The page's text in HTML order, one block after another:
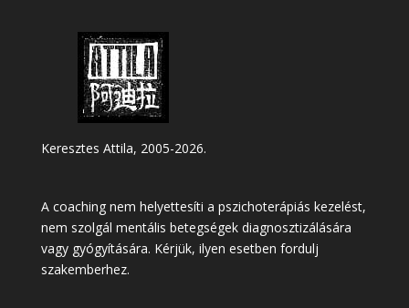
Keresztes Attila, 2005-2026.
A coaching nem helyettesíti a pszichoterápiás kezelést,
nem szolgál mentális betegségek diagnosztizálására
vagy gyógyítására. Kérjük, ilyen esetben fordulj
szakemberhez.